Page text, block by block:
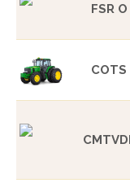
FSR O
COTS